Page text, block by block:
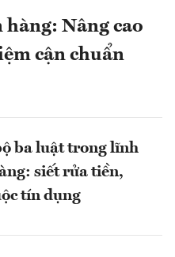
Nâng cao
cận chuẩn
ba luật trong lĩnh
siết rửa tiền,
tín dụng